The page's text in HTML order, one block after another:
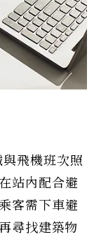
飛機班次照
站內配合避
客需下車避
尋找建築物